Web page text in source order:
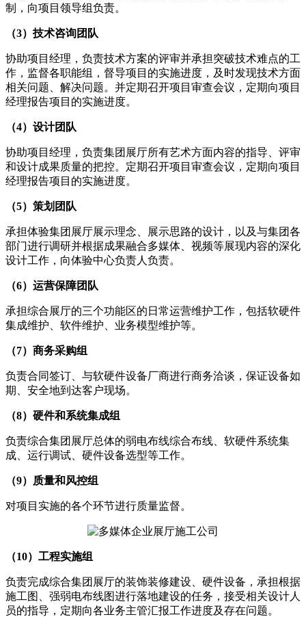
制，向项目领导组负责。
（3）技术咨询团队
协助项目经理，负责技术方案的评审并承担突破技术难点的工
作，监督各职能组，督导项目的实施进度，及时发现技术方面
相关问题、解决问题。并定期召开项目审查会议，定期向项目
经理报告项目的实施进度。
（4）设计团队
协助项目经理，负责集团展厅所有艺术方面内容的指导、评审
和设计成果质量的把控。定期召开项目审查会议，定期向项目
经理报告项目的实施进度。
（5）策划团队
承担体验集团展厅展示理念、展示思路的设计，以及与集团各
部门进行调研并根据成果融合多媒体、视频等展现内容的深化
设计工作，向体验中心负责人负责。
（6）运营保障团队
承担综合展厅的三个功能区的日常运营维护工作，包括软硬件
集成维护、软件维护、业务模型维护等。
（7）商务采购组
负责合同签订、与软硬件设备厂商进行商务洽谈，保证设备如
期、安全地到达客户现场。
（8）硬件和系统集成组
负责综合集团展厅总体的弱电布线综合布线、软硬件系统集
成、运行调试、硬件设备选型等工作。
（9）质量和风控组
对项目实施的各个环节进行质量监督。
（10）工程实施组
负责完成综合集团展厅的装饰装修建设、硬件设备，承担根据
施工图、强弱电布线图进行落地建设的任务，接受相关设计人
员的指导，定期向各业务主管汇报工作进度及存在问题。